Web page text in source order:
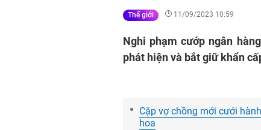
Thế giới 11/09/2023 10:59
Nghi phạm cướp ngân
phát hiện và bắt giữ khẩn
Cặp vợ chồng mới cưới
hoa